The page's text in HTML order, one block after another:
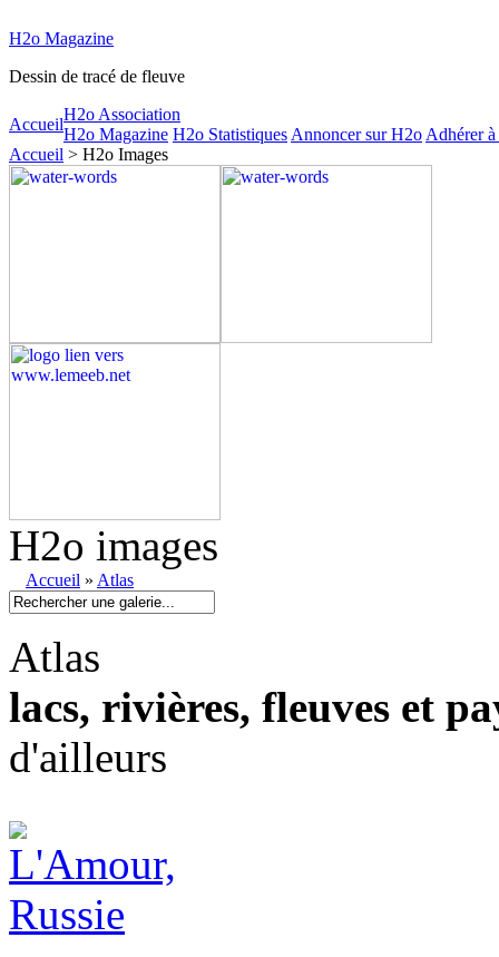
H2o Magazine
Dessin de tracé de fleuve
Accueil
H2o Association
H2o Magazine H2o Statistiques Annoncer sur H2o Adhérer
Accueil > H2o Images
H2o images
Accueil » Atlas
Atlas
lacs, rivières, fleuves et
d'ailleurs